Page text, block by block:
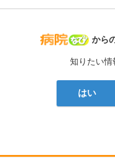
病院
から
知りたい
はい